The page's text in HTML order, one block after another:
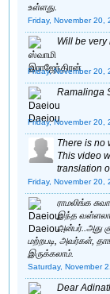
உள்ளது.
Friday, November 20,
Will be very
Friday, November 20,
Ramalinga
Friday, November 20,
There is no
This video
translation
Friday, November 20,
ராமலிங்க
இந்த
அன்பர்..அது
மற்றபடி, அவர்கள்,
இருக்கலாம்.
Saturday, November
Dear